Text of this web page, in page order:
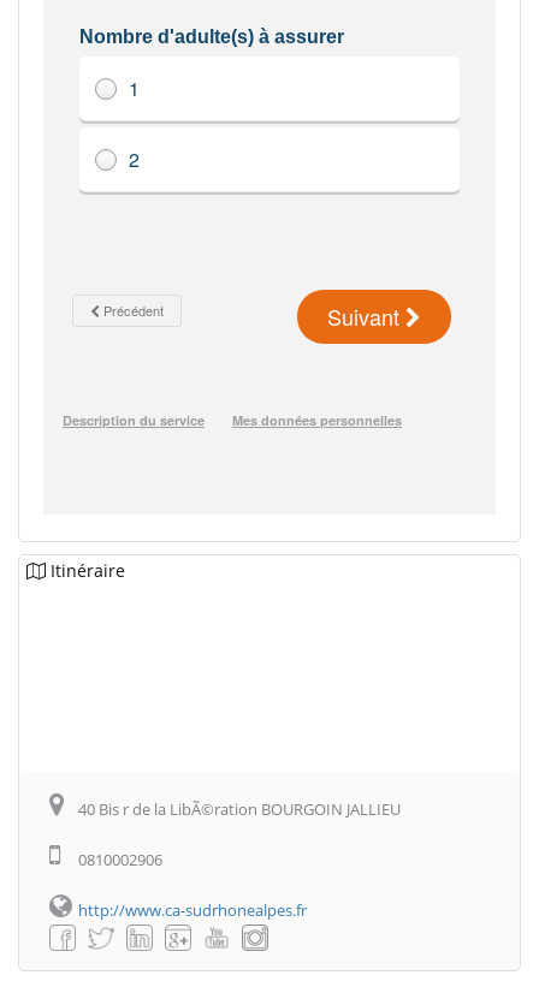
Itinéraire
40 Bis r de la LibÃ©ration BOURGOIN JALLIEU
0810002906
http://www.ca-sudrhonealpes.fr